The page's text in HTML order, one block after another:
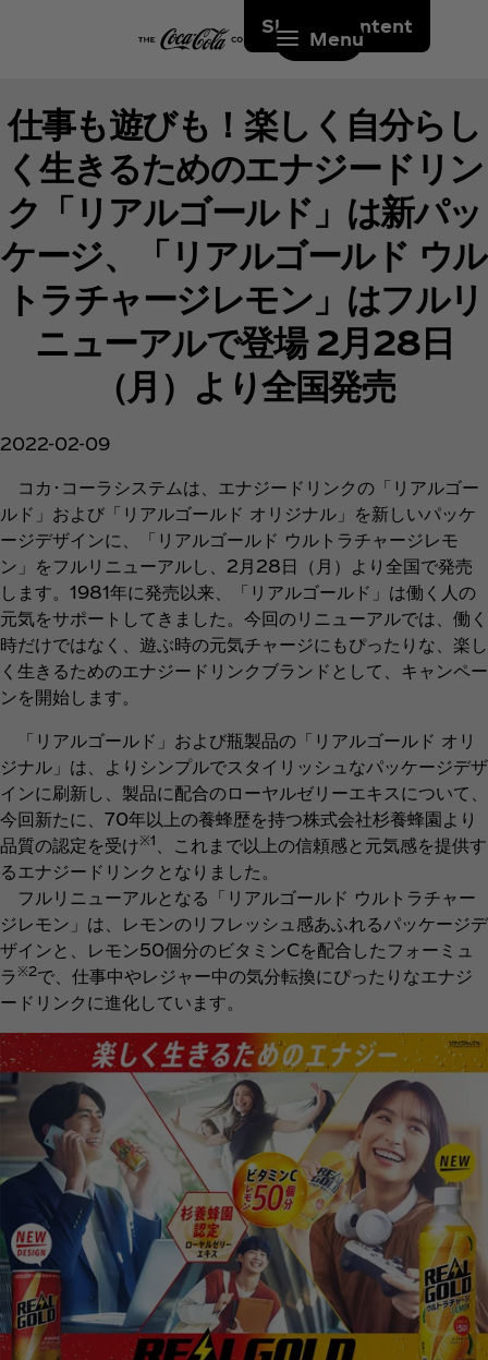
Skip to content
Menu
仕事も遊びも！楽しく自分らし
く生きるためのエナジードリン
ク「リアルゴールド」は新パッ
ケージ、「リアルゴールド ウル
トラチャージレモン」はフルリ
ニューアルで登場 2月28日
（月）より全国発売
2022-02-09
コカ･コーラシステムは、エナジードリンクの「リアルゴー
ルド」および「リアルゴールド オリジナル」を新しいパッケ
ージデザインに、「リアルゴールド ウルトラチャージレモ
ン」をフルリニューアルし、2月28日（月）より全国で発売
します。1981年に発売以来、「リアルゴールド」は働く人の
元気をサポートしてきました。今回のリニューアルでは、働く
時だけではなく、遊ぶ時の元気チャージにもぴったりな、楽し
く生きるためのエナジードリンクブランドとして、キャンペー
ンを開始します。
「リアルゴールド」および瓶製品の「リアルゴールド オリ
ジナル」は、よりシンプルでスタイリッシュなパッケージデザ
インに刷新し、製品に配合のローヤルゼリーエキスについて、
今回新たに、70年以上の養蜂歴を持つ株式会社杉養蜂園より
品質の認定を受け※1
、これまで以上の信頼感と元気感を提供す
るエナジードリンクとなりました。
フルリニューアルとなる「リアルゴールド ウルトラチャー
ジレモン」は、レモンのリフレッシュ感あふれるパッケージデ
ザインと、レモン50個分のビタミンCを配合したフォーミュ
ラ※2で、仕事中やレジャー中の気分転換にぴったりなエナジ
ードリンクに進化しています。